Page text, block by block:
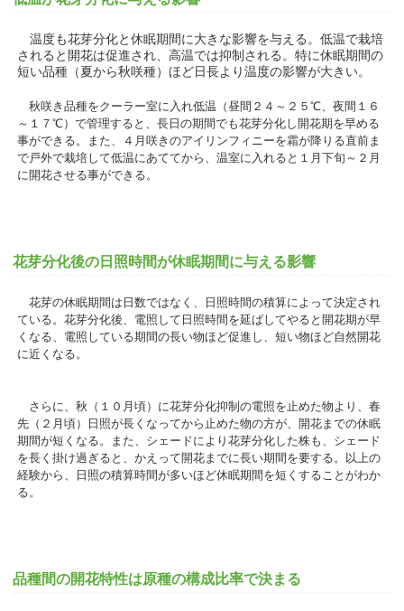
温度も花芽分化と休眠期間に大きな影響を与える。低温で栽培
されると開花は促進され、高温では抑制される。特に休眠期間の
短い品種（夏から秋咲種）ほど日長より温度の影響が大きい。
秋咲き品種をクーラー室に入れ低温（昼間２４～２５℃、夜間１６
～１７℃）で管理すると、長日の期間でも花芽分化し開花期を早める
事ができる。また、４月咲きのアイリンフィニーを霜が降りる直前ま
で戸外で栽培して低温にあててから、温室に入れると１月下旬～２月
に開花させる事ができる。
花芽分化後の日照時間が休眠期間に与える影響
花芽の休眠期間は日数ではなく、日照時間の積算によって決定され
ている。花芽分化後、電照して日照時間を延ばしてやると開花期が早
くなる、電照している期間の長い物ほど促進し、短い物ほど自然開花
に近くなる。
さらに、秋（１０月頃）に花芽分化抑制の電照を止めた物より、春
先（２月頃）日照が長くなってから止めた物の方が、開花までの休眠
期間が短くなる。また、シェードにより花芽分化した株も、シェード
を長く掛け過ぎると、かえって開花までに長い期間を要する。以上の
経験から、日照の積算時間が多いほど休眠期間を短くすることがわか
る。
品種間の開花特性は原種の構成比率で決まる